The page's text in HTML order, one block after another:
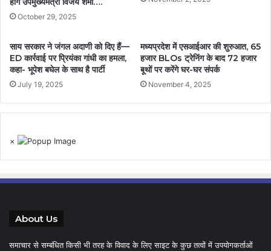
October 29, 2025
साय सरकार ने जंगल अदाणी को दिए हैं—
ED कार्रवाई पर प्रियंका गांधी का हमला,
कहा- भूपेश बघेल के साथ है पार्टी
July 19, 2025
मध्यप्रदेश में एसआईआर की शुरुआत, 65
हजार BLOs ट्रेनिंग के बाद 72 हजार
बूथों पर करेंगे घर-घर संपर्क
November 4, 2025
×
About Us
समाचार से सम्बंधित किसी भी तरह के विवाद के लिए साइट के कुछ तत्वों में उपयोगकर्ताओं